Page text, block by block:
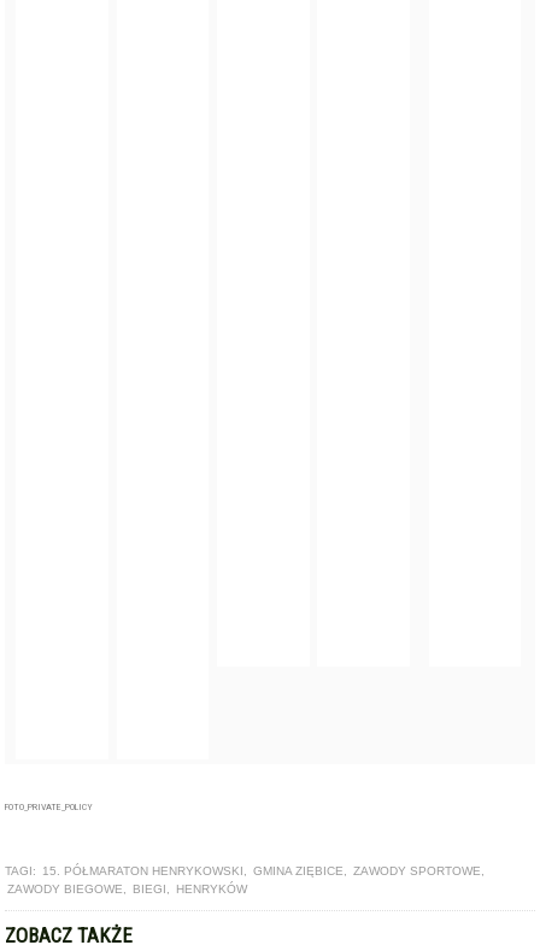
FOTO_PRIVATE_POLICY
TAGI: 15. PÓŁMARATON HENRYKOWSKI GMINA ZIĘBICE ZAWODY SPORTOWE
ZAWODY BIEGOWE
BIEGI HENRYKÓW
ZOBACZ TAKŻE